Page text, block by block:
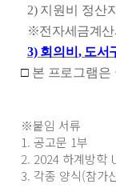
2) 지원비 정산
※전자세금계
3) 회의비 , 도서
□ 본 프로그램은
※붙임 서류
1. 공고문 1부
2. 2024 하계방학
3. 각종 양식(참가